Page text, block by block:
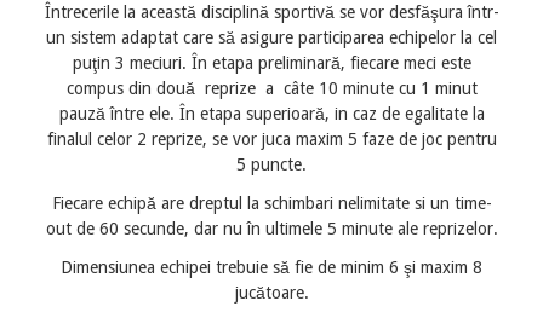
Întrecerile la această disciplină sportivă se vor desfăşura într-
un sistem adaptat care să asigure participarea echipelor la cel
puţin 3 meciuri. În etapa preliminară, fiecare meci este
compus din două reprize a câte 10 minute cu 1 minut
pauză între ele. În etapa superioară, in caz de egalitate la
finalul celor 2 reprize, se vor juca maxim 5 faze de joc pentru
5 puncte.
Fiecare echipă are dreptul la schimbari nelimitate si un time-
out de 60 secunde, dar nu în ultimele 5 minute ale reprizelor.
Dimensiunea echipei trebuie să fie de minim 6 şi maxim 8
jucătoare.